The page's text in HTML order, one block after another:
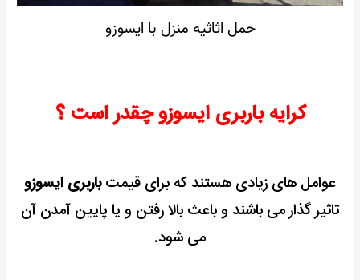
حمل اثاثیه منزل با ایسوزو
کرایه باربری ایسوزو چقدر است ؟
عوامل های زیادی هستند که برای قیمتباربری ایسوزو
تاثیر گذار می باشند و باعث بالا رفتن و یا پایین آمدن آن
می شود.